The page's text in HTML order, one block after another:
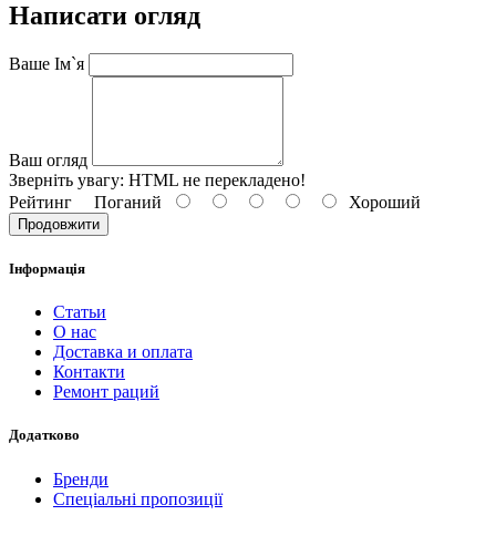
Написати огляд
Ваше Ім`я
Ваш огляд
Зверніть увагу: HTML не перекладено!
Рейтинг Поганий Хороший
Продовжити
Інформація
Статьи
О нас
Доставка и оплата
Контакти
Ремонт раций
Додатково
Бренди
Спеціальні пропозиції